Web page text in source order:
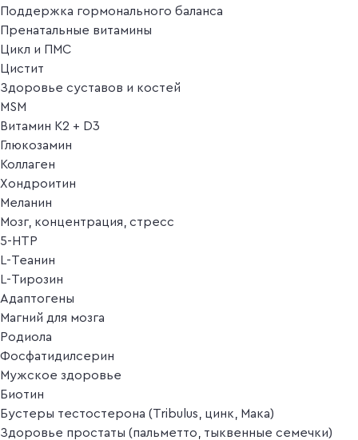
Поддержка гормонального баланса
Пренатальные витамины
Цикл и ПМС
Цистит
Здоровье суставов и костей
MSM
Витамин K2 + D3
Глюкозамин
Коллаген
Хондроитин
Меланин
Мозг, концентрация, стресс
5-HTP
L-Теанин
L-Тирозин
Адаптогены
Магний для мозга
Родиола
Фосфатидилсерин
Мужское здоровье
Биотин
Бустеры тестостерона (Tribulus, цинк, Мака)
Здоровье простаты (пальметто, тыквенные семечки)